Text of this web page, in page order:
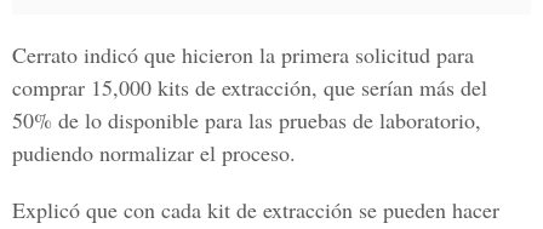
Cerrato indicó que hicieron la primera solicitud para
comprar 15,000 kits de extracción, que serían más del
50% de lo disponible para las pruebas de laboratorio,
pudiendo normalizar el proceso.
Explicó que con cada kit de extracción se pueden hacer